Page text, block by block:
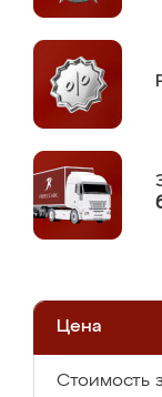
Цена
Стоимость